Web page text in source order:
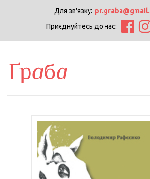
Для зв'язку:
Приєднуйтесь до нас: